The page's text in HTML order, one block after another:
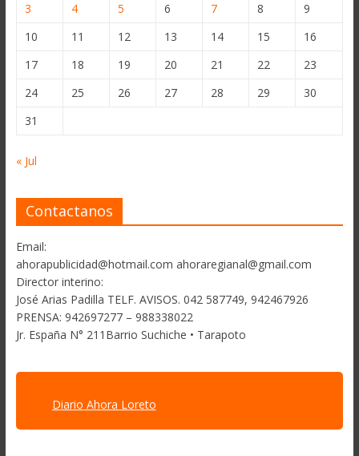
3
4 5 6 7 8
9
10
11 12 13 14 15
16
17
18 19 20 21 22
23
24
25 26 27 28 29
30
31
« Jul
Contactanos
Email:
ahorapublicidad@hotmail.com ahoraregianal@gmail.com
Director interino:
José Arias Padilla TELF. AVISOS. 042 587749, 942467926
PRENSA: 942697277 – 988338022
Jr. España N° 211Barrio Suchiche • Tarapoto
Diario Ahora Loreto